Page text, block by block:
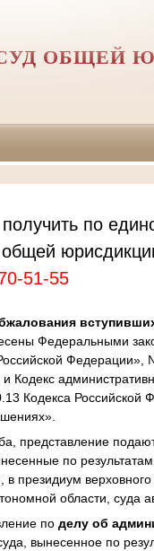
ОБЩЕЙ
по
общей
51-55
Федеральными
Кодекса Российской
представление
по
верховного
области, суда
по делу об
вынесенное по